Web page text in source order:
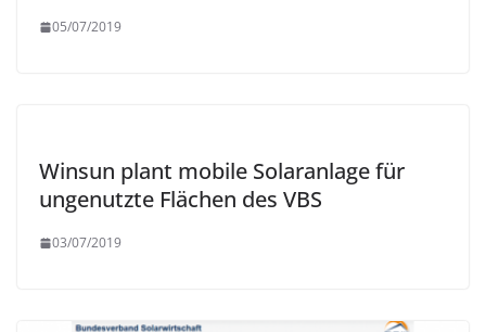
05/07/2019
Winsun plant mobile Solaranlage für
ungenutzte Flächen des VBS
03/07/2019